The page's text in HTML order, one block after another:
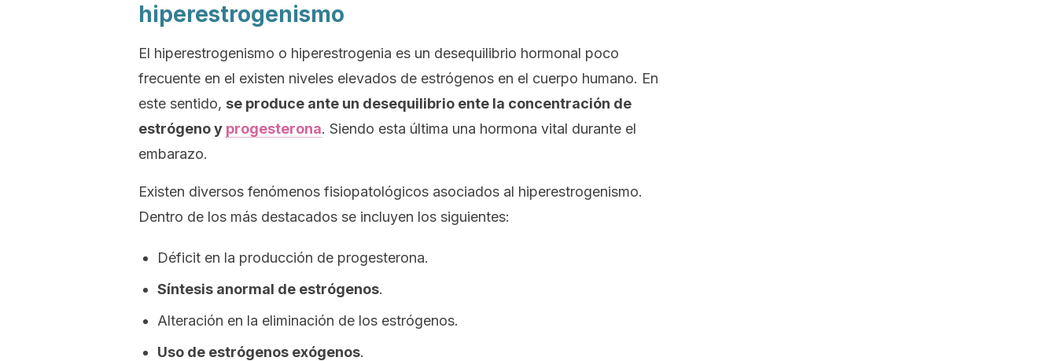
hiperestrogenismo
El hiperestrogenismo o hiperestrogenia es un desequilibrio hormonal poco
frecuente en el existen niveles elevados de estrógenos en el cuerpo humano. En
este sentido, se produce ante un desequilibrio ente la concentración de
estrógeno y progesterona. Siendo esta última una hormona vital durante el
embarazo.
Existen diversos fenómenos fisiopatológicos asociados al hiperestrogenismo.
Dentro de los más destacados se incluyen los siguientes:
Déficit en la producción de progesterona.
Síntesis anormal de estrógenos.
Alteración en la eliminación de los estrógenos.
Uso de estrógenos exógenos.